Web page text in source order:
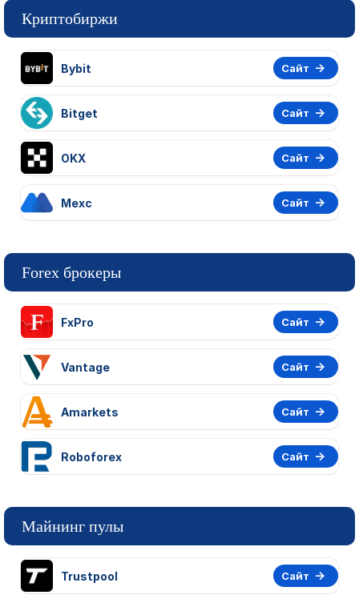
Криптобиржи
Bybit Сайт
Bitget Сайт
OKX Сайт
Mexc Сайт
Forex брокеры
FxPro Сайт
Vantage Сайт
Amarkets Сайт
Roboforex Сайт
Майнинг пулы
Trustpool Сайт